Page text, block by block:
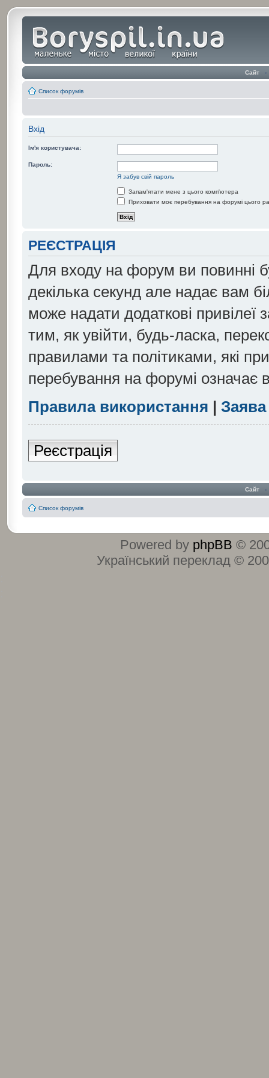
Сайт ‹
Список форумів
Вхід
Ім'я користувача:
Пароль:
Я забув свій пароль
Запам'ятати мене з цього комп'ютера
Приховати моє перебування на форумі цього
РЕЄСТРАЦІЯ
Для входу на форум ви повинні
декілька секунд але надає вам
може надати додаткові
тим, як увійти, будь-ласка,
правилами та політиками, які
перебування на форумі означає
Правила використання | Заява
Реєстрація
Сайт ‹
Список форумів
Powered by phpBB ©
Український переклад ©